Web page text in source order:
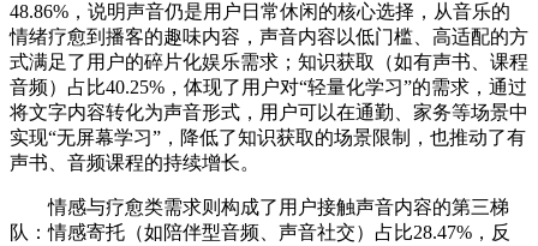
48.86%，说明声音仍是用户日常休闲的核心选择，从音乐的
情绪疗愈到播客的趣味内容，声音内容以低门槛、高适配的方
式满足了用户的碎片化娱乐需求；知识获取（如有声书、课程
音频）占比40.25%，体现了用户对“轻量化学习”的需求，通过
将文字内容转化为声音形式，用户可以在通勤、家务等场景中
实现“无屏幕学习”，降低了知识获取的场景限制，也推动了有
声书、音频课程的持续增长。
情感与疗愈类需求则构成了用户接触声音内容的第三梯
队：情感寄托（如陪伴型音频、声音社交）占比28.47%，反